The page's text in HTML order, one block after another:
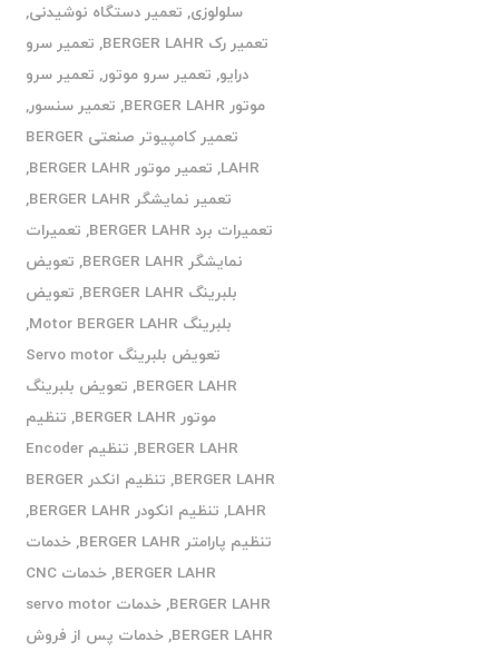
سلولوزی, تعمیر دستگاه نوشیدنی,
تعمیر رک BERGER LAHR
, تعمیر سرو
درایو, تعمیر سرو موتور, تعمیر سرو
موتور BERGER LAHR
, تعمیر سنسور,
تعمیر کامپیوتر صنعتی BERGER
LAHR
, تعمیر موتور BERGER LAHR
,
تعمیر نمایشگر BERGER LAHR
,
تعمیرات برد BERGER LAHR
, تعمیرات
نمایشگر BERGER LAHR
, تعویض
بلبرینگ BERGER LAHR
, تعویض
بلبرینگ Motor BERGER LAHR
,
تعویض بلبرینگ Servo motor
BERGER LAHR
, تعویض بلبرینگ
موتور BERGER LAHR
, تنظیم
BERGER LAHR
,
تنظیم Encoder
BERGER LAHR
,
تنظیم انکدر BERGER
LAHR
, تنظیم انکودر BERGER LAHR
,
تنظیم پارامتر BERGER LAHR
,خدمات
BERGER LAHR
,
خدمات CNC
BERGER LAHR
,
خدمات servo motor
BERGER LAHR
,خدمات پس از فروش